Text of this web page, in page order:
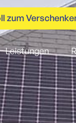
zum
Leistungen